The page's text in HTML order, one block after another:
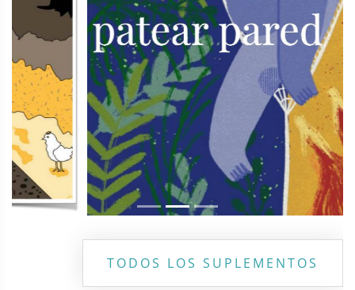
TODOS LOS SUPLEMENTOS